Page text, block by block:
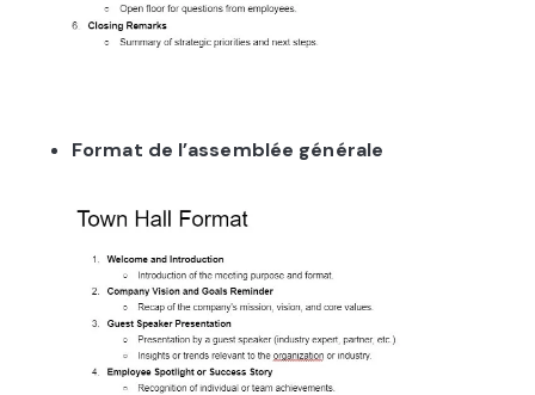
Format de l’assemblée générale